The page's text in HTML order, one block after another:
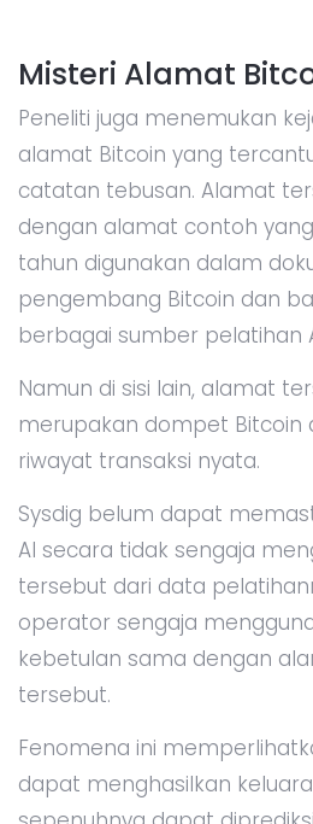
Misteri Alamat
Peneliti juga menemukan
alamat Bitcoin yang
catatan tebusan. Alamat
dengan alamat contoh
tahun digunakan dalam
pengembang Bitcoin dan
berbagai sumber pelatihan
Namun di sisi lain, alamat
merupakan dompet Bitcoin
riwayat transaksi nyata.
Sysdig belum dapat
AI secara tidak sengaja
tersebut dari data
operator sengaja
kebetulan sama dengan
tersebut.
Fenomena ini
dapat menghasilkan